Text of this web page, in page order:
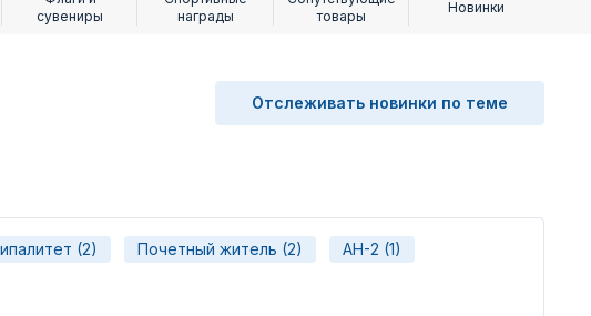
сувениры
награды
товары
Новинки
Отслеживать новинки по теме
(2) Почетный житель (2) АН-2 (1)